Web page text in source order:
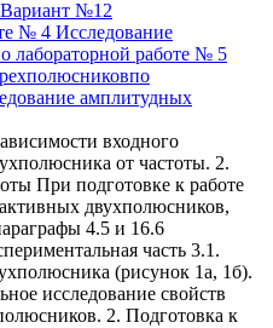
№ 4 Исследование
лабораторной работе № 5
амплитудных
входного
от частоты. 2.
При подготовке к работе
двухполюсников,
4.5 и 16.6
часть 3.1.
(рисунок 1а, 1б).
исследование свойств
2. Подготовка к